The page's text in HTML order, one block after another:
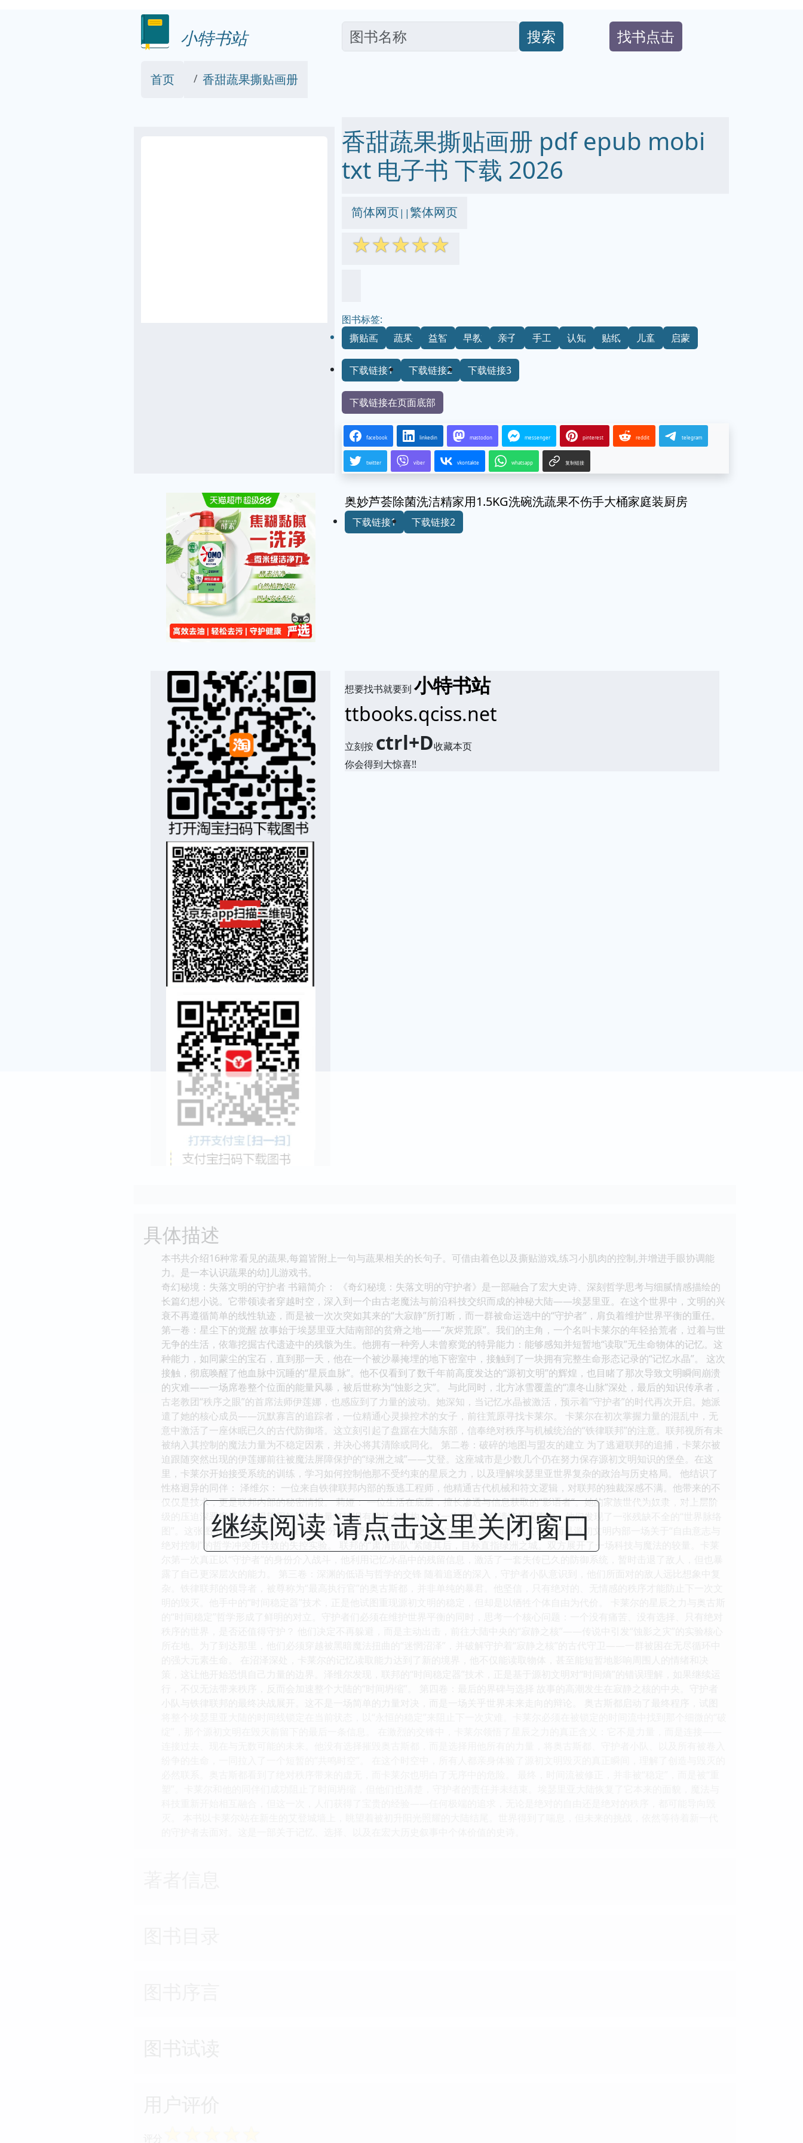
小特书站 搜索 找书点击
首页 香甜蔬果撕贴画册
香甜蔬果撕贴画册 pdf epub mobi
txt 电子书 下载 2026
简体网页||繁体网页
☆☆☆☆☆
图书标签:
撕贴画
蔬果 益智 早教 亲子 手工 认知 贴纸 儿童 启蒙
下载链接1 下载链接2 下载链接3
下载链接在页面底部
facebook linkedin mastodon messenger pinterest reddit telegram
twitter viber vkontakte whatsapp 复制链接
奥妙芦荟除菌洗洁精家用1.5KG洗碗洗蔬果不伤手大桶家庭装厨房
下载链接1 下载链接2
想要找书就要到小特书站
ttbooks.qciss.net
立刻按 ctrl+D收藏本页
你会得到大惊喜!!
具体描述
本书共介绍16种常看见的蔬果,每篇皆附上一句与蔬果相关的长句子。可借由着色以及撕贴游戏,练习小肌肉的控制,并增进手眼协调能
力。是一本认识蔬果的幼]儿游戏书。
奇幻秘境：失落文明的守护者 书籍简介： 《奇幻秘境：失落文明的守护者》是一部融合了宏大史诗、深刻哲学思考与细腻情感描绘的
长篇幻想小说。它带领读者穿越时空，深入到一个由古老魔法与前沿科技交织而成的神秘大陆——埃瑟里亚。在这个世界中，文明的兴
衰不再遵循简单的线性轨迹，而是被一次次突如其来的“大寂静”所打断，而一群被命运选中的“守护者”，肩负着维护世界平衡的重任。
第一卷：星尘下的觉醒 故事始于埃瑟里亚大陆南部的贫瘠之地——“灰烬荒原”。我们的主角，一个名叫卡莱尔的年轻拾荒者，过着与世
无争的生活，依靠挖掘古代遗迹中的残骸为生。他拥有一种旁人未曾察觉的特异能力：能够感知并短暂地“读取”无生命物体的记忆。这
种能力，如同蒙尘的宝石，直到那一天，他在一个被沙暴掩埋的地下密室中，接触到了一块拥有完整生命形态记录的“记忆水晶”。 这次
接触，彻底唤醒了他血脉中沉睡的“星辰血脉”。他不仅看到了数千年前高度发达的“源初文明”的辉煌，也目睹了那次导致文明瞬间崩溃
的灾难——一场席卷整个位面的能量风暴，被后世称为“蚀影之灾”。 与此同时，北方冰雪覆盖的“凛冬山脉”深处，最后的知识传承者，
古老教团“秩序之眼”的首席法师伊莲娜，也感应到了力量的波动。她深知，当记忆水晶被激活，预示着“守护者”的时代再次开启。她派
遣了她的核心成员——沉默寡言的追踪者，一位精通心灵操控术的女子，前往荒原寻找卡莱尔。 卡莱尔在初次掌握力量的混乱中，无
意中激活了一座休眠已久的古代防御塔。这立刻引起了盘踞在大陆东部，信奉绝对秩序与机械统治的“铁律联邦”的注意。联邦视所有未
被纳入其控制的魔法力量为不稳定因素，并决心将其清除或同化。 第二卷：破碎的地图与盟友的建立 为了逃避联邦的追捕，卡莱尔被
迫跟随突然出现的伊莲娜前往被魔法屏障保护的“绿洲之城”——艾登。这座城市是少数几个仍在努力保存源初文明知识的堡垒。在这
里，卡莱尔开始接受系统的训练，学习如何控制他那不受约束的星辰之力，以及理解埃瑟里亚世界复杂的政治与历史格局。 他结识了
性格迥异的同伴： 泽维尔： 一位来自铁律联邦内部的叛逃工程师，他精通古代机械和符文逻辑，对联邦的独裁深感不满。他带来的不
仅仅是技术，更是联邦内部的秘密情报。 莉娅： 一位生活在底层，擅长渗透与信息获取的“影语者”。她的家族世代为奴隶，对上层阶
级的压迫深恶痛绝，她渴望用知识的力量打破旧有的社会结构。 在一次深入古代遗迹的探索中，他们发现了一张残缺不全的“世界脉络
图”。这张图不仅标示了古代能量节点的分布，更暗示了“蚀影之灾”的真正原因并非自然灾害，而是源初文明内部一场关于“自由意志与
绝对控制”的哲学冲突所导致的失控实验。 联邦的“肃清部队”紧随其后，目标直指绿洲之城。双方展开了一场科技与魔法的较量。卡莱
继续阅读 请点击这里关闭窗口